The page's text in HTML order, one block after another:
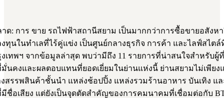
ด: การ ขาย รถไฟฟ้าสถานีสยาม เป็นมากกว่าการซื้อขายอสังห
ทุนในทำเลที่ไร้คู่แข่ง เป็นศูนย์กลางธุรกิจ การค้า และไลฟ์สไต
เทพฯ จากข้อมูลล่าสุด พบว่ามีถึง 11 รายการที่น่าสนใจสำหรับผู้
นคงและผลตอบแทนที่ยอดเยี่ยมในย่านแห่งนี้ ย่านสยามไม่เพียง
สรรพสินค้าชั้นนำ แหล่งช้อปปิ้ง แหล่งรวมร้านอาหาร บันเทิง แ
ชื่อเสียง แต่ยังเป็นจุดตัดสำคัญของการคมนาคมที่เชื่อมต่อกับ